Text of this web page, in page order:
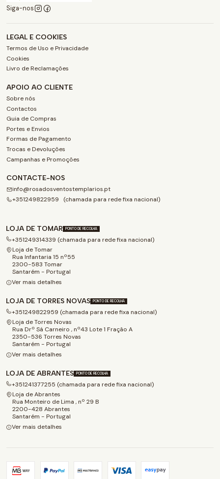
Siga-nos
LEGAL E COOKIES
Termos de Uso e Privacidade
Cookies
Livro de Reclamações
APOIO AO CLIENTE
Sobre nós
Contactos
Guia de Compras
Portes e Envios
Formas de Pagamento
Trocas e Devoluções
Campanhas e Promoções
CONTACTE-NOS
info@rosadosventostemplarios.pt
+351249822959 (chamada para rede fixa nacional)
LOJA DE TOMAR PONTO DE RECOLHA
+351249314339 (chamada para rede fixa nacional)
Loja de Tomar
Rua Infantaria 15 nº55
2300-583 Tomar
Santarém - Portugal
Ver mais detalhes
LOJA DE TORRES NOVAS PONTO DE RECOLHA
+351249822959 (chamada para rede fixa nacional)
Loja de Torres Novas
Rua Drº Sá Carneiro , nº43 Lote 1 Fração A
2350-536 Torres Novas
Santarém - Portugal
Ver mais detalhes
LOJA DE ABRANTES PONTO DE RECOLHA
+351241377255 (chamada para rede fixa nacional)
Loja de Abrantes
Rua Monteiro de Lima , nº 29 B
2200-428 Abrantes
Santarém - Portugal
Ver mais detalhes